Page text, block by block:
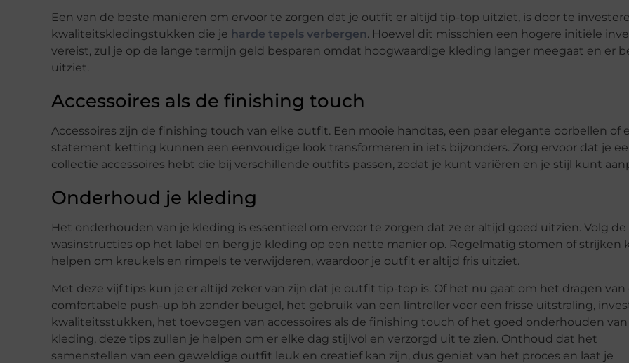
Een van de beste manieren om ervoor te zorgen dat je outfit er altijd tip-top uitziet, is door te
kwaliteitskledingstukken die je harde tepels verbergen. Hoewel dit misschien een hogere initiële
vereist, zul je op de lange termijn geld besparen omdat hoogwaardige kleding langer meegaat en er
uitziet.
Accessoires als de finishing touch
Accessoires zijn de finishing touch van elke outfit. Een mooie handtas, een paar elegante oorbellen of
statement ketting kunnen een eenvoudige look transformeren in iets bijzonders. Zorg ervoor dat je
collectie accessoires hebt die bij verschillende outfits passen, zodat je kunt variëren en je stijl kunt
Onderhoud je kleding
Het onderhouden van je kleding is essentieel om ervoor te zorgen dat ze er altijd goed uitzien. Volg de
wasinstructies op het label en berg je kleding op een nette manier op. Regelmatig stomen of strijken
helpen om kreukels en rimpels te verwijderen, waardoor je outfit er altijd fris uitziet.
Met deze vijf tips kun je er altijd zeker van zijn dat je outfit tip-top is. Of het nu gaat om het dragen van
comfortabele push-up bh zonder beugel, het gebruik van een lintroller voor een frisse uitstraling,
kwaliteitsstukken, het toevoegen van accessoires als de finishing touch of het goed onderhouden
kleding, deze tips zullen je helpen om er elke dag stijlvol en verzorgd uit te zien. Onthoud dat het
samenstellen van een geweldige outfit leuk en creatief kan zijn, dus geniet van het proces en laat je